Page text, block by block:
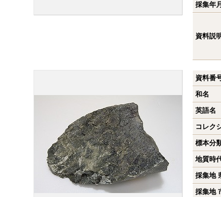
採集年
資料説
資料番
和名
英語名
コレク
標本分
地質時
採集地
採集地